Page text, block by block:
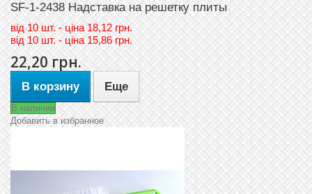
SF-1-2438 Надставка на решетку плиты
вiд10 шт. - цiна 18,12 грн.
вiд10 шт. - цiна 15,86 грн.
22,20 грн.
В корзину Еще
В наличии
Добавить в избранное